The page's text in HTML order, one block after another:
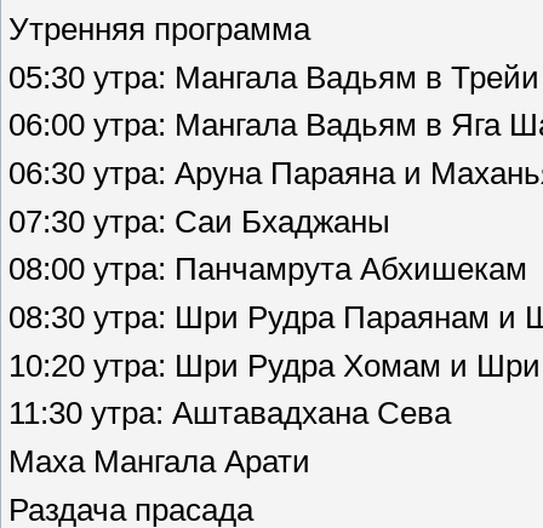
Утренняя программа
05:30 утра: Мангала Вадьям в
06:00 утра: Мангала Вадьям в Яга
06:30 утра: Аруна Параяна и
07:30 утра: Саи Бхаджаны
08:00 утра: Панчамрута Абхишекам
08:30 утра: Шри Рудра Параянам и
10:20 утра: Шри Рудра Хомам и
11:30 утра: Аштавадхана Сева
Маха Мангала Арати
Раздача прасада